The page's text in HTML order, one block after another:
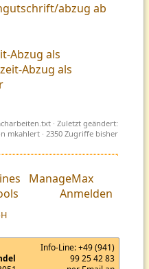
abzug ab
Abzug als
Abzug als
· Zuletzt geändert:
mkahlert · 2350 Zugriffe bisher
ManageMax
Anmelden
Info-Line:+49 (941)
99 25 42 83